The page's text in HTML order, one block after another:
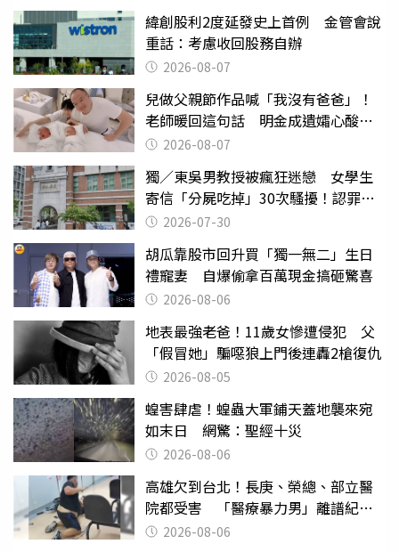
緯創股利2度延發史上首例 金管會說
重話：考慮收回股務自辦
2026-08-07
兒做父親節作品喊「我沒有爸爸」！
老師暖回這句話 明金成遺孀心酸惹
淚 2026-08-07
獨／東吳男教授被瘋狂迷戀 女學生
寄信「分屍吃掉」30次騷擾！認罪免
關 2026-07-30
胡瓜靠股市回升買「獨一無二」生日
禮寵妻 自爆偷拿百萬現金搞砸驚喜
2026-08-06
地表最強老爸！11歲女慘遭侵犯 父
「假冒她」騙噁狼上門後連轟2槍復仇
2026-08-05
蝗害肆虐！蝗蟲大軍鋪天蓋地襲來宛
如末日 網驚：聖經十災
2026-08-06
高雄欠到台北！長庚、榮總、部立醫
院都受害 「醫療暴力男」離譜紀錄
曝光2026-08-06